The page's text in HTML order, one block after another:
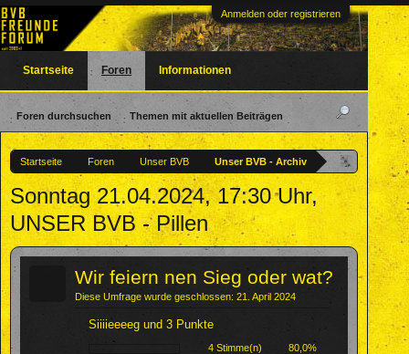
Anmelden oder registrieren
Startseite Foren Unser BVB Unser BVB - Archiv
Sonntag 21.04.2024, 17:30 Uhr,
UNSER BVB - Pillen
Wir feiern nen Sieg oder wat?
Diese Umfrage wurde geschlossen: 21. April 2024
Siiiieeeeg und 3 Punkte
4 Stimme(n) 80,0%
Startseite Foren
Foren durchsuchen Themen mit aktuellen Beiträgen
Informationen